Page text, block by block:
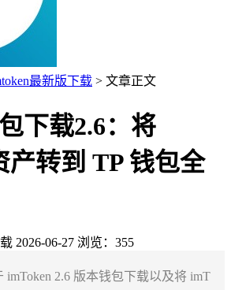
最新版下载 > 文章正文
下载2.6：将
产转到 TP 钱包全
2026-06-27 浏览：355
imToken 2.6 版本钱包下载以及将 imT